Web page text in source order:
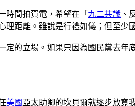
時間拍賀電，希望在「 九二共識 、
距離。雖說是行禮如儀；但至少
定的立場。如果只因為國民黨去年
美國 亞太助卿的坎貝爾就逐步放寬